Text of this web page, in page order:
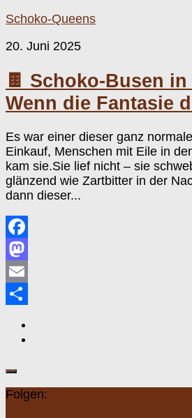
Schoko-Queens
20. Juni 2025
🍫 Schoko-Busen
Wenn die Fantasie
Es war einer dieser ganz
Einkauf, Menschen mit Eile in
kam sie.Sie lief nicht – sie
glänzend wie Zartbitter in der
dann dieser...
Facebook
Mastodon
Email
Folgen: